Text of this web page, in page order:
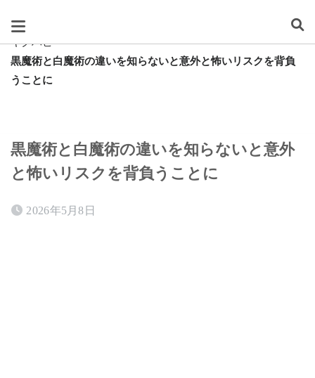
スグレタ
キクハピ
黒魔術と白魔術の違いを知らないと意外と怖いリスクを背負
うことに
黒魔術と白魔術の違いを知らないと意外
と怖いリスクを背負うことに
2026年5月8日